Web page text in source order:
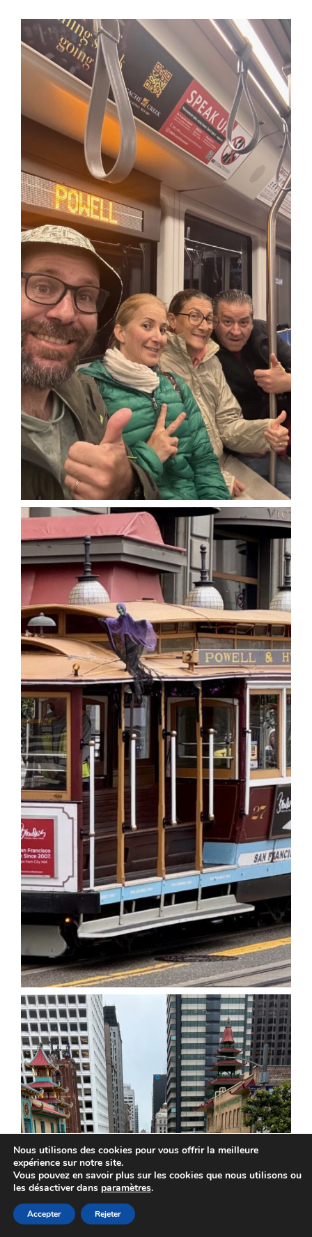
Nous utilisons des cookies pour vous offrir la meilleure
expérience sur notre site.
Vous pouvez en savoir plus sur les cookies que nous utilisons ou
les désactiver dans paramètres.
Accepter Rejeter